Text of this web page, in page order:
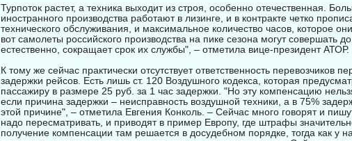
Турпоток растет, а техника выходит из строя, особенно отечественная.
иностранного производства работают в лизинге, и в контракте четко
технического обслуживания, и максимальное количество часов, которое
вот самолеты российского производства на пике сезона могут совершать
естественно, сокращает срок их службы", – отметила вице-президент АТОР.
К тому же сейчас практически отсутствует ответственность перевозчиков
задержки рейсов. Есть лишь ст. 120 Воздушного кодекса, которая
пассажиру в размере 25 руб. за 1 час задержки. "Но эту компенсацию
если причина задержки – неисправность воздушной техники, а в 75%
этой причине", – отметила Евгения Конколь. – Сейчас много говорят и
надо пересматривать, и приводят в пример Европу, где штрафы
получение компенсации там решается в досудебном порядке, тогда как у